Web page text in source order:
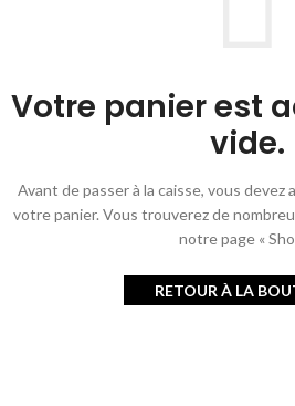
Votre panier est
vide.
Avant de passer à la caisse, vous
votre panier. Vous trouverez de
notre page «
RETOUR À LA